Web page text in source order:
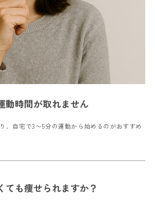
動時間が取れません
、自宅で3〜5分の運動から始めるのがおすすめ
ても痩せられますか？